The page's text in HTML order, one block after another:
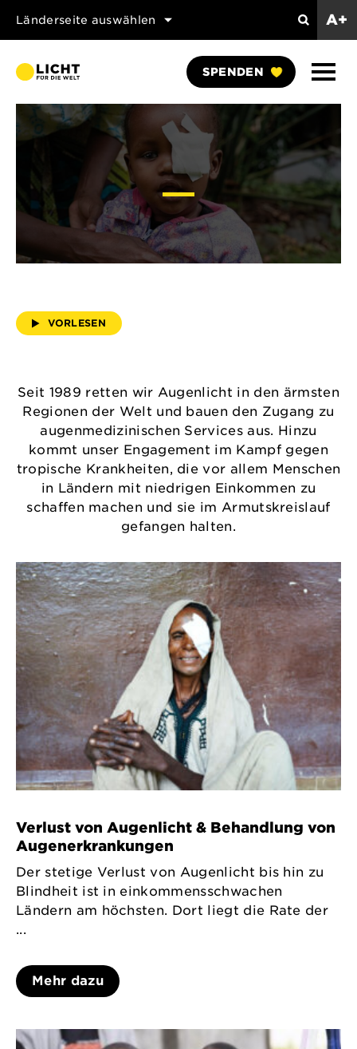
Länderseite auswählen
Search
A+
SPENDEN
VORLESEN
Seit 1989 retten wir Augenlicht in den ärmsten
Regionen der Welt und bauen den Zugang zu
augenmedizinischen Services aus. Hinzu
kommt unser Engagement im Kampf gegen
tropische Krankheiten, die vor allem Menschen
in Ländern mit niedrigen Einkommen zu
schaffen machen und sie im Armutskreislauf
gefangen halten.
Verlust von Augenlicht & Behandlung von
Augenerkrankungen
Der stetige Verlust von Augenlicht bis hin zu
Blindheit ist in einkommensschwachen
Ländern am höchsten. Dort liegt die Rate der
...
Mehr dazu